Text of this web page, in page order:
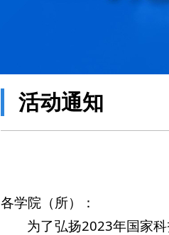
活动通知
各学院（所）：
为了弘扬2023年国家